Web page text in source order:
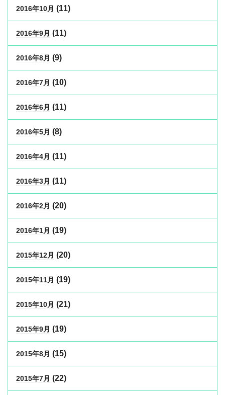
2016年10月 (11)
2016年9月 (11)
2016年8月 (9)
2016年7月 (10)
2016年6月 (11)
2016年5月 (8)
2016年4月 (11)
2016年3月 (11)
2016年2月 (20)
2016年1月 (19)
2015年12月 (20)
2015年11月 (19)
2015年10月 (21)
2015年9月 (19)
2015年8月 (15)
2015年7月 (22)